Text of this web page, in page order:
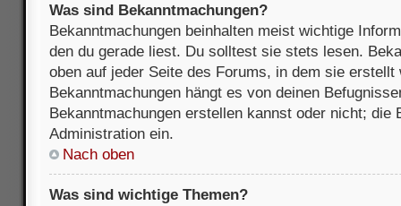
Was sind Bekanntmachungen?
Bekanntmachungen beinhalten meist wichtige
den du gerade liest. Du solltest sie stets lesen.
oben auf jeder Seite des Forums, in dem sie erstellt
Bekanntmachungen hängt es von deinen
Bekanntmachungen erstellen kannst oder nicht; die
Administration ein.
Nach oben
Was sind wichtige Themen?